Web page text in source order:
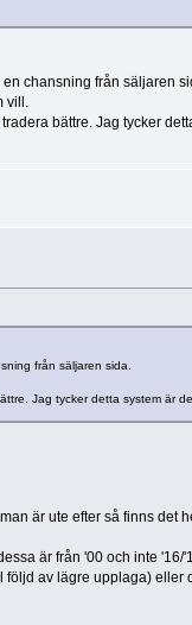
chansning från säljaren
vill.
bättre. Jag tycker
från säljaren sida.
Jag tycker detta system är
är ute efter så finns det
är från '00 och inte '16/
av lägre upplaga) eller